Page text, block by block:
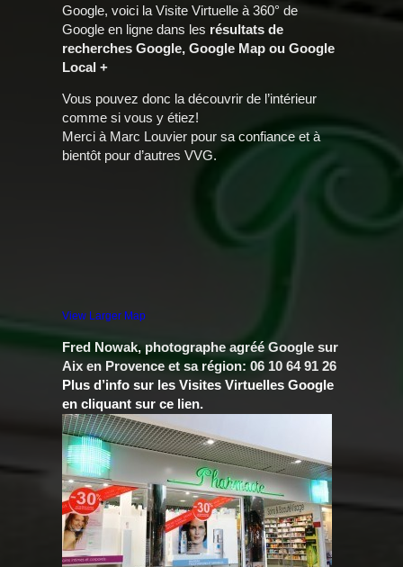
Google, voici la Visite Virtuelle à 360° de
Google en ligne dans les résultats de
recherches Google, Google Map ou Google
Local +
Vous pouvez donc la découvrir de l’intérieur
comme si vous y étiez!
Merci à Marc Louvier pour sa confiance et à
bientôt pour d’autres VVG.
View Larger Map
Fred Nowak, photographe agréé Google sur
Aix en Provence et sa région: 06 10 64 91 26
Plus d’info sur les Visites Virtuelles Google
en cliquant sur ce lien.